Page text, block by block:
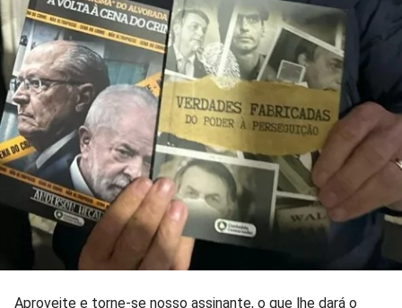
Aproveite e torne-se nosso assinante, o que lhe dará o